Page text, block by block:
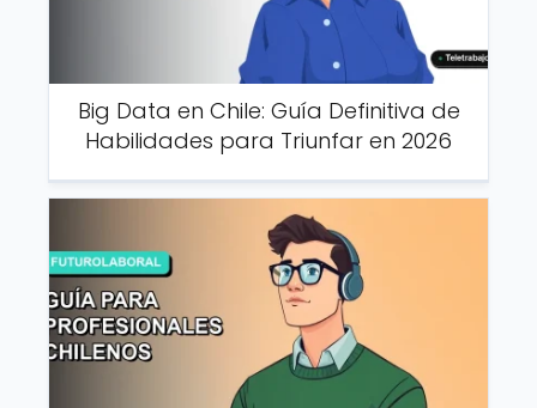
Big Data en Chile: Guía Definitiva de
Habilidades para Triunfar en 2026